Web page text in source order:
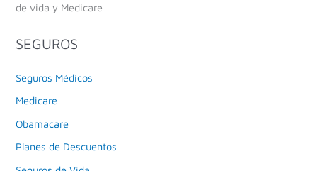
de vida y Medicare
SEGUROS
Seguros Médicos
Medicare
Obamacare
Planes de Descuentos